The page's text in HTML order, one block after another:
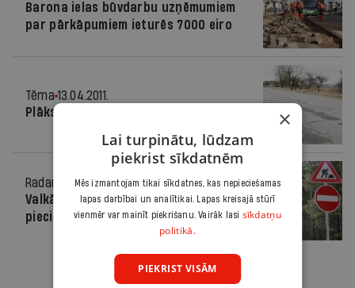
Barona ielas būvdarbu uzņēmumiem
par pārkāpumiem ieturēs 7000 eiro
Tēma 13.04.2011.
Plāksteri mironim
Radars
30.07.2010.
Valkā būvēs apvedceļu par teju
pieciem miljoniem
×
Lai turpinātu, lūdzam
piekrist sīkdatnēm
Mēs izmantojam tikai sīkdatnes, kas nepieciešamas
lapas darbībai un analītikai. Lapas kreisajā stūrī
vienmēr var mainīt piekrišanu. Vairāk lasi sīkdatņu
politikā.
PIEKRIST VISĀM